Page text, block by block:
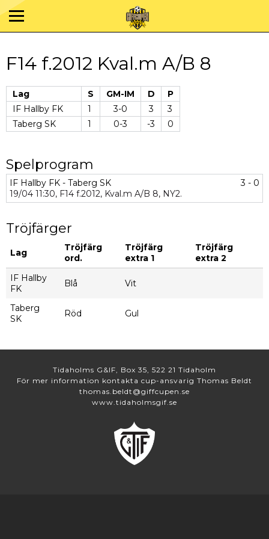
F14 f.2012 Kval.m A/B 8
Lag S GM-IM D
P
IF Hallby FK
1 3-0 3
3
Taberg SK
1 0-3 -3 0
Spelprogram
IF Hallby FK - Taberg SK
3 - 0
19/04 11:30, F14 f.2012, Kval.m A/B 8, NY2.
Tröjfärger
Lag
Tröjfärg
ord.
Tröjfärg
extra 1
Tröjfärg
extra 2
IF Hallby
FK
Blå Vit
Taberg
SK
Röd Gul
Tidaholms G&IF, Box 35, 522 21 Tidaholm
För mer information kontakta cup-ansvarig Thomas Beldt
thomas.beldt@giffcupen.se
www.tidaholmsgif.se